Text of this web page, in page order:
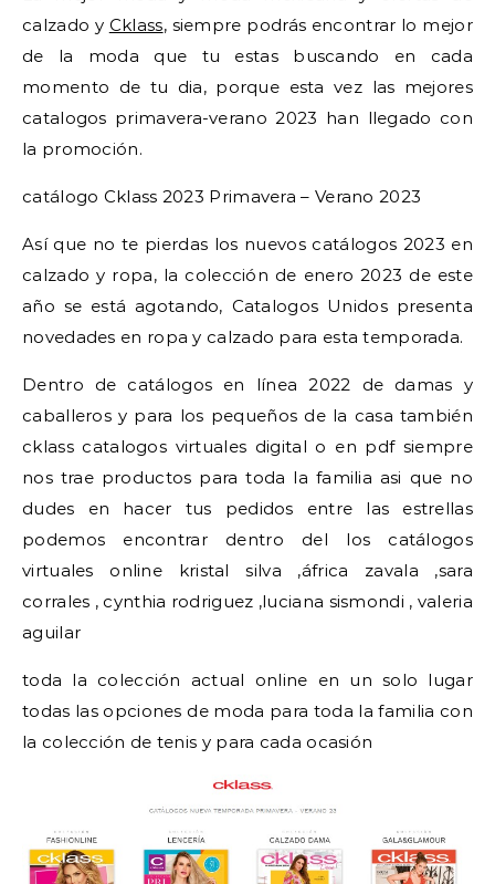
calzado y Cklass, siempre podrás encontrar lo mejor
de la moda que tu estas buscando en cada
momento de tu dia, porque esta vez las mejores
catalogos primavera-verano 2023 han llegado con
la promoción.
catálogo Cklass 2023 Primavera – Verano 2023
Así que no te pierdas los nuevos catálogos 2023 en
calzado y ropa, la colección de enero 2023 de este
año se está agotando, Catalogos Unidos presenta
novedades en ropa y calzado para esta temporada.
Dentro de catálogos en línea 2022 de damas y
caballeros y para los pequeños de la casa también
cklass catalogos virtuales digital o en pdf siempre
nos trae productos para toda la familia asi que no
dudes en hacer tus pedidos entre las estrellas
podemos encontrar dentro del los catálogos
virtuales online kristal silva ,áfrica zavala ,sara
corrales , cynthia rodriguez ,luciana sismondi , valeria
aguilar
toda la colección actual online en un solo lugar
todas las opciones de moda para toda la familia con
la colección de tenis y para cada ocasión